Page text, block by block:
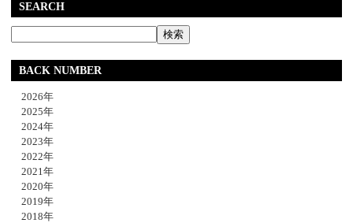
SEARCH
BACK NUMBER
2026年
2025年
2024年
2023年
2022年
2021年
2020年
2019年
2018年